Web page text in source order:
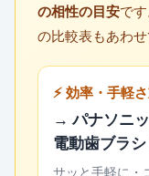
の相性の目安で
の比較表もあわ
⚡ 効率・手軽
→ パナソニ
電動歯ブラ
サッと手軽に・